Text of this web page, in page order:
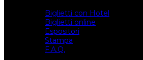
Biglietti con Hotel
Biglietti online
Espositori
Stampa
F.A.Q.